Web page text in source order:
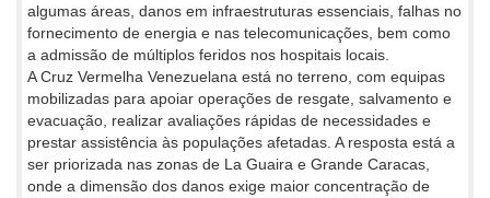
algumas áreas, danos em infraestruturas essenciais, falhas no
fornecimento de energia e nas telecomunicações, bem como
a admissão de múltiplos feridos nos hospitais locais.
A Cruz Vermelha Venezuelana está no terreno, com equipas
mobilizadas para apoiar operações de resgate, salvamento e
evacuação, realizar avaliações rápidas de necessidades e
prestar assistência às populações afetadas. A resposta está a
ser priorizada nas zonas de La Guaira e Grande Caracas,
onde a dimensão dos danos exige maior concentração de